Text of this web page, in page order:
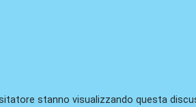
stanno visualizzando questa